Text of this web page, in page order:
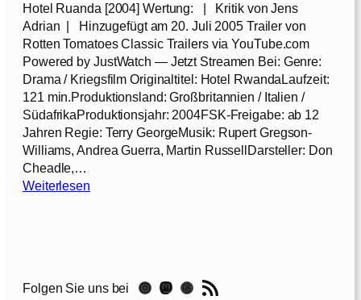
t
u
s
–
U
n
b
e
z
u
[
Hotel Ruanda [2004] Wertung: | Kritik von Jens
Adrian | Hinzugefügt am 20. Juli 2005 Trailer von
Rotten Tomatoes Classic Trailers via YouTube.com
Powered by JustWatch — Jetzt Streamen Bei: Genre:
Drama / Kriegsfilm Originaltitel: Hotel RwandaLaufzeit:
121 min.Produktionsland: Großbritannien / Italien /
SüdafrikaProduktionsjahr: 2004FSK-Freigabe: ab 12
Jahren Regie: Terry GeorgeMusik: Rupert Gregson-
Williams, Andrea Guerra, Martin RussellDarsteller: Don
Cheadle,…
Weiterlesen:
R
Folgen Sie uns bei Instagram Mastodon Threads RSS-Feed